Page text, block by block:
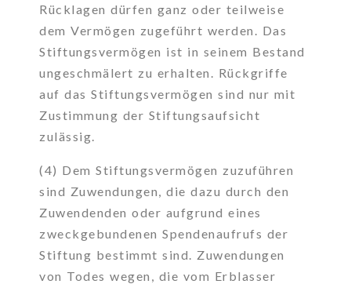
Rücklagen dürfen ganz oder teilweise
dem Vermögen zugeführt werden. Das
Stiftungsvermögen ist in seinem Bestand
ungeschmälert zu erhalten. Rückgriffe
auf das Stiftungsvermögen sind nur mit
Zustimmung der Stiftungsaufsicht
zulässig.
(4) Dem Stiftungsvermögen zuzuführen
sind Zuwendungen, die dazu durch den
Zuwendenden oder aufgrund eines
zweckgebundenen Spendenaufrufs der
Stiftung bestimmt sind. Zuwendungen
von Todes wegen, die vom Erblasser